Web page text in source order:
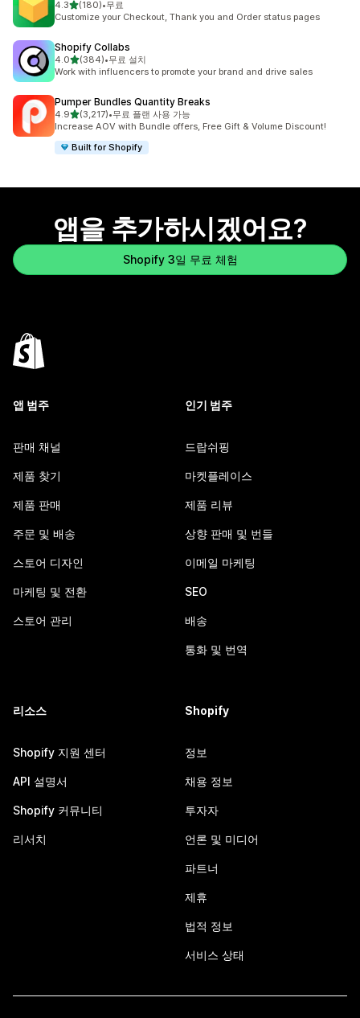
4.3별 5개 중
(180)
총 리뷰 180개
•무료
Customize your Checkout, Thank you and Order status pages
Shopify Collabs
4.0별 5개 중
(384)
총 리뷰 384개
•무료 설치
Work with influencers to promote your brand and drive sales
Pumper Bundles Quantity Breaks
4.9별 5개 중
(3,217)
총 리뷰 3217개
•무료 플랜 사용 가능
Increase AOV with Bundle offers, Free Gift & Volume Discount!
Built for Shopify
앱을 추가하시겠어요?
Shopify 3일 무료 체험
앱 범주
판매 채널
제품 찾기
제품 판매
주문 및 배송
스토어 디자인
마케팅 및 전환
스토어 관리
인기 범주
드랍쉬핑
마켓플레이스
제품 리뷰
상향 판매 및 번들
이메일 마케팅
SEO
배송
통화 및 번역
리소스
Shopify 지원 센터
API 설명서
Shopify 커뮤니티
리서치
Shopify
정보
채용 정보
투자자
언론 및 미디어
파트너
제휴
법적 정보
서비스 상태